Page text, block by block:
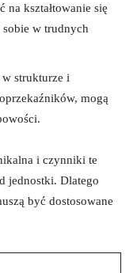
na kształtowanie się
w trudnych‌
strukturze i⁣
⁣mogą
i czynniki te
jednostki. Dlatego
być ‍dostosowane‌